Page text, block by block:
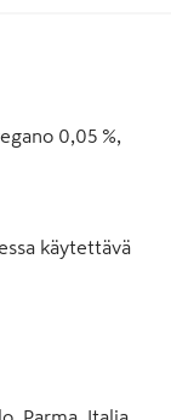
0,05 %,
käytettävä
Parma, Italia